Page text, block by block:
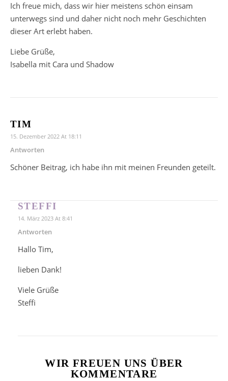
Ich freue mich, dass wir hier meistens schön einsam
unterwegs sind und daher nicht noch mehr Geschichten
dieser Art erlebt haben.
Liebe Grüße,
Isabella mit Cara und Shadow
TIM
15. Dezember 2022 At 18:11
Antworten
Schöner Beitrag, ich habe ihn mit meinen Freunden geteilt.
STEFFI
14. März 2023 At 8:41
Antworten
Hallo Tim,
lieben Dank!
Viele Grüße
Steffi
WIR FREUEN UNS ÜBER
KOMMENTARE